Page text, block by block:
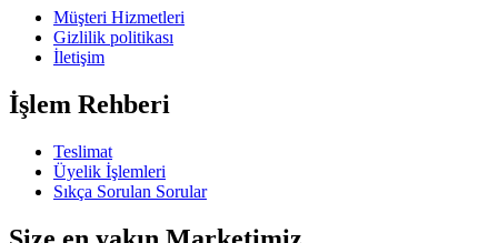
Müşteri Hizmetleri
Gizlilik politikası
İletişim
İşlem Rehberi
Teslimat
Üyelik İşlemleri
Sıkça Sorulan Sorular